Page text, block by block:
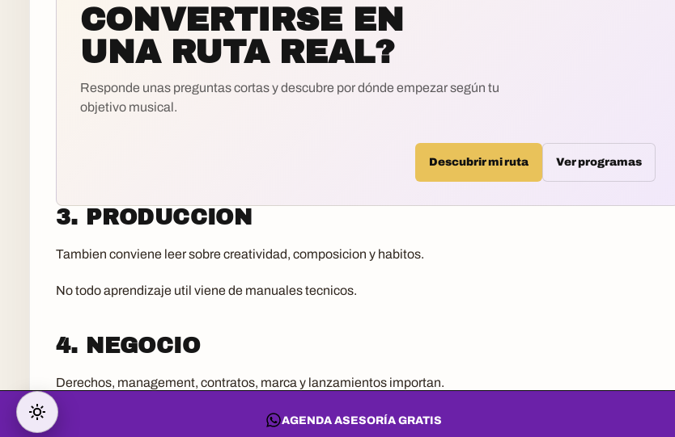
CONVERTIRSE EN
UNA RUTA REAL?
Responde unas preguntas cortas y descubre por dónde empezar según tu
objetivo musical.
Descubrir mi ruta Ver programas
3. PRODUCCION
Tambien conviene leer sobre creatividad, composicion y habitos.
No todo aprendizaje util viene de manuales tecnicos.
4. NEGOCIO
Derechos, management, contratos, marca y lanzamientos importan.
Un artista informado protege mejor su obra.AGENDA ASESORÍA GRATIS